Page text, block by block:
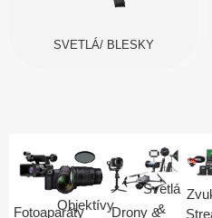
SVETLÁ/ BLESKY
FotoaparátyObjektívyDrony &
Svetlá
&